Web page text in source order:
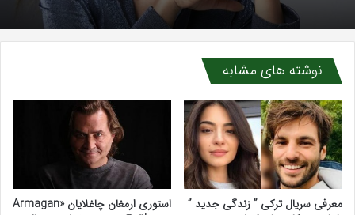
نوشته های مشابه
معرفی سریال ترکی ” زندگی جدید ”
استوری ارمغان چاغلایان «Armagan